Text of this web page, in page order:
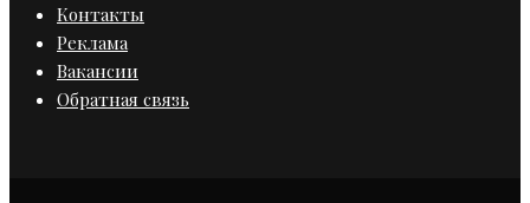
Контакты
Реклама
Вакансии
Обратная связь